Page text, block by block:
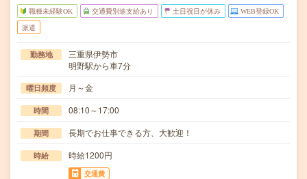
職種未経験OK 交通費別途支給あり 土日祝日が休み WEB登録OK
派遣
勤務地
三重県伊勢市
明野駅から車7分
曜日頻度 月～金
時間 08:10～17:00
期間 長期でお仕事できる方、大歓迎！
時給 時給1200円
交通費